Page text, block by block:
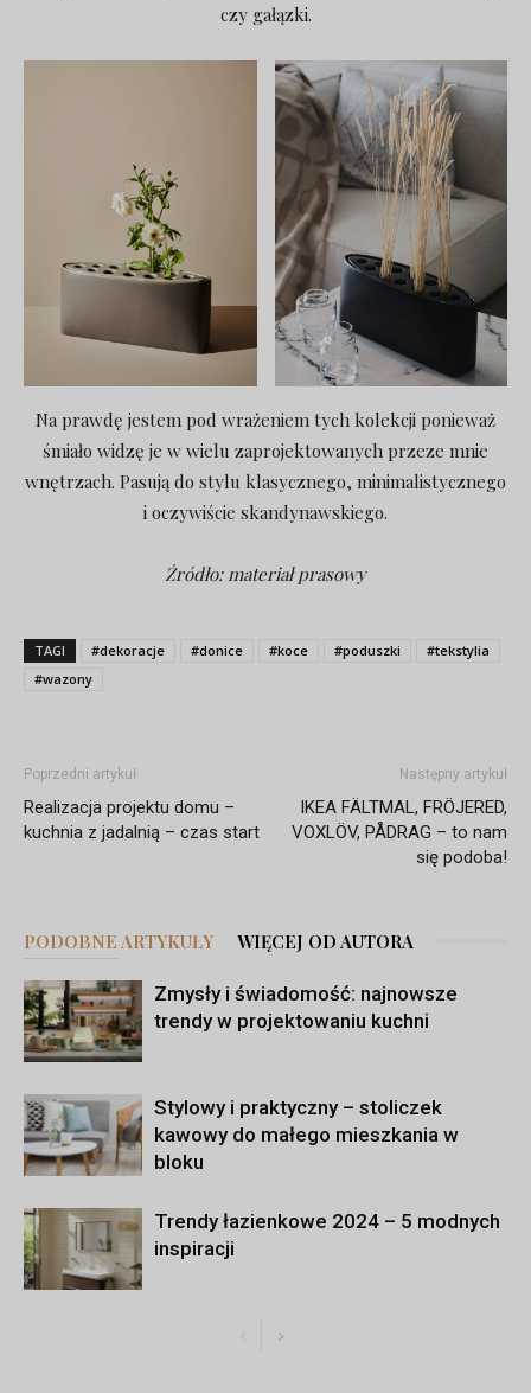
czy gałązki.
Na prawdę jestem pod wrażeniem tych kolekcji ponieważ
śmiało widzę je w wielu zaprojektowanych przeze mnie
wnętrzach. Pasują do stylu klasycznego, minimalistycznego
i oczywiście skandynawskiego.
Źródło: materiał prasowy
TAGI #dekoracje #donice #koce #poduszki
#tekstylia
#wazony
Poprzedni artykuł
Realizacja projektu domu –
kuchnia z jadalnią – czas start
Następny artykuł
IKEA FÄLTMAL, FRÖJERED,
VOXLÖV, PÅDRAG – to nam
się podoba!
PODOBNE ARTYKUŁY WIĘCEJ OD AUTORA
Zmysły i świadomość: najnowsze
trendy w projektowaniu kuchni
Stylowy i praktyczny – stoliczek
kawowy do małego mieszkania w
bloku
Trendy łazienkowe 2024 – 5 modnych
inspiracji